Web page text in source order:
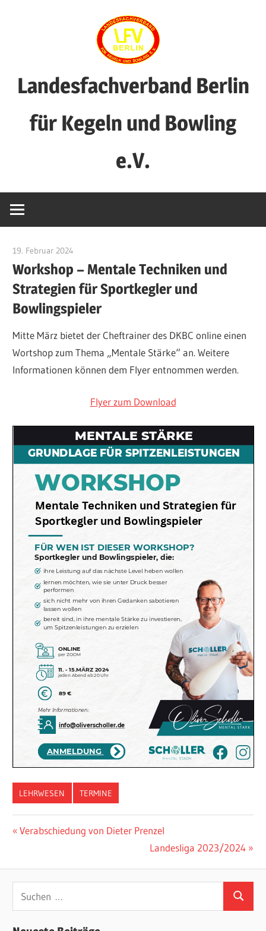
Landesfachverband Berlin
für Kegeln und Bowling
e.V.
19. Februar 2024
Workshop – Mentale Techniken und
Strategien für Sportkegler und
Bowlingspieler
Mitte März bietet der Cheftrainer des DKBC online einen
Wortshop zum Thema „Mentale Stärke“ an. Weitere
Informationen können dem Flyer entnommen werden.
Flyer zum Download
LEHRWESEN TERMINE
Beitragsnavigation
Vorheriger
Verabschiedung von Dieter Prenzel
Nächster
Landesliga 2023/2024
Suchen